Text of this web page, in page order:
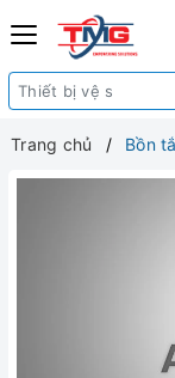
Trang chủ Bồn